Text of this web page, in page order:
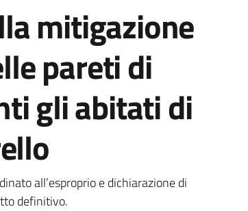
mitigazione
pareti di
gli abitati di
all’esproprio e dichiarazione di
definitivo.